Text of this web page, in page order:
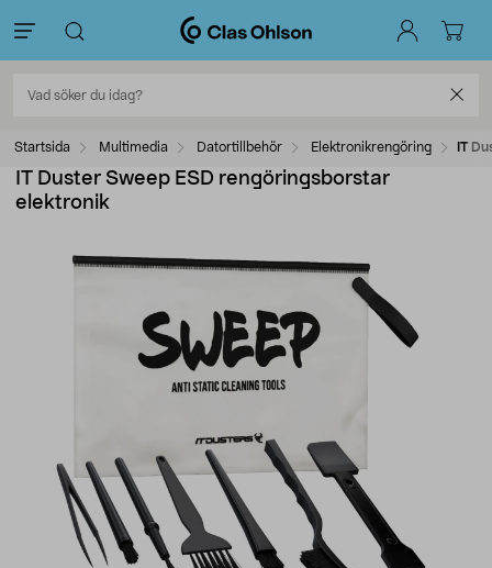
Startsida Multimedia Datortillbehör Elektronikrengöring IT
IT Duster Sweep ESD rengöringsborstar
elektronik